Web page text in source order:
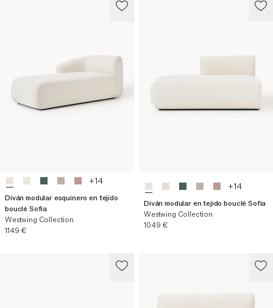
+14
Diván modular esquinero en tejido
bouclé Sofia
Westwing Collection
Precio actual
1149 €
+14
Diván modular en tejido bouclé Sofia
Westwing Collection
Precio actual
1049 €